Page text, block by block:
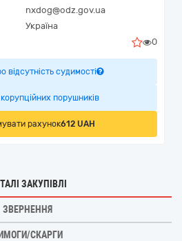
nxdog@odz.gov.ua
Україна
0
відсутність судимості
порушників
рахунок612 UAH
ЗАКУПІВЛІ
ЗВЕРНЕННЯ
СКАРГИ